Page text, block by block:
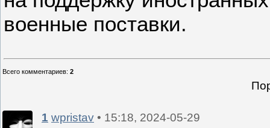
военные поставки.
Всего комментариев: 2
1 wpristav • 15:18, 2024-05-29